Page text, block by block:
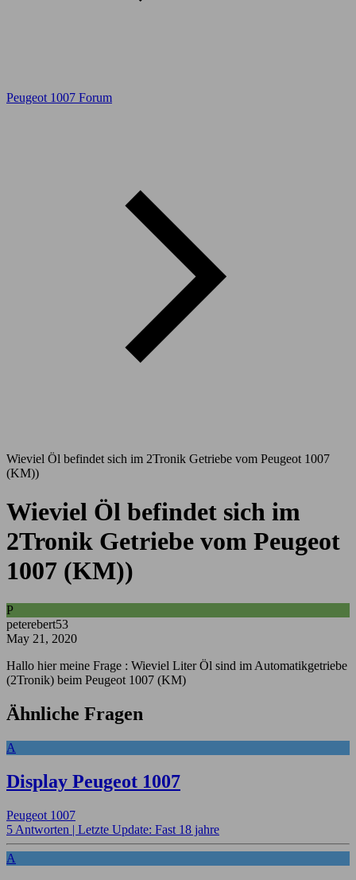
Peugeot 1007 Forum
Wieviel Öl befindet sich im 2Tronik Getriebe vom Peugeot 1007
(KM))
Wieviel Öl befindet sich im
2Tronik Getriebe vom Peugeot
1007 (KM))
P
peterebert53
May 21, 2020
Hallo hier meine Frage : Wieviel Liter Öl sind im Automatikgetriebe
(2Tronik) beim Peugeot 1007 (KM)
Ähnliche Fragen
A
Display Peugeot 1007
Peugeot 1007
5 Antworten | Letzte Update: Fast 18 jahre
A